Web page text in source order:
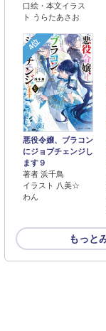
口絵・本文イラス
ト うらたあさお
4位
悪役令嬢、ブラコン
にジョブチェンジし
ます９
著者 浜千鳥
イラスト 八美☆
わん
もっと